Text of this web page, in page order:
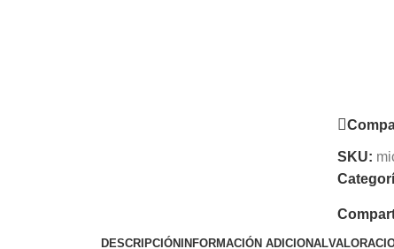
SKU:
DESCRIPCIÓN INFORMACIÓN ADICIONAL